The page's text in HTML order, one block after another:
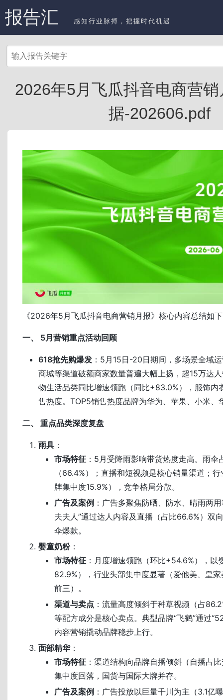
报告汇 感知行业脉搏，把握时代机遇
2026年5月飞瓜抖音电商营
据-202606.pdf
《2026年5月飞瓜抖音电商营销月报》核心内容总结如
一、 5月营销重点活动回顾
618抢先购爆发 ：5月15日-20日期间，多场景全域
商城等渠道破额商家数量普遍大幅上扬，超15万达
物生活品类同比增速领跑（同比+83.0%），服饰内
售热度。TOP5销售热度品牌为华为、苹果、小米、
二、 重点品类深度复盘
雨具 ：
市场特征 ：5月受降雨影响带货热度走高。雨伞
（66.4%）；直播和短视频是核心销量渠道；
牌集中度15.9%），竞争格局分散。
广告及案例 ：广告多聚焦防晒、防水、晴雨两
夫夫人”通过达人内容及直播（占比66.6%）双
伞爆款。
婴童奶粉：
市场特征 ：月度增速领跑（环比+54.6%），以
82.9%），行业头部集中度显著（爱他美、皇
前三）。
渠道与卖点 ：流量高度倾斜于种草视频（占
等配方成分是核心卖点。典型品牌“飞鹤”通过
内容营销撬动品牌稳步上行。
面部精华：
市场特征 ：渠道结构向品牌自播倾斜（自播占
集中度回落，国货与国际大牌并存。
广告及案例 ：广告投放以巨量千川为主（3.1亿